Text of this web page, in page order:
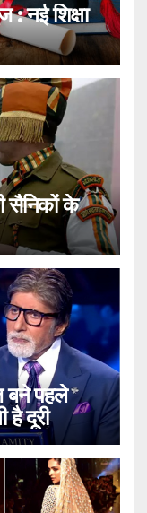
: नई शिक्षा
सैनिकों के
बने पहले
दूरी